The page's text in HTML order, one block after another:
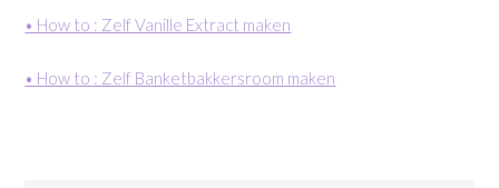
• How to : Zelf Vanille Extract maken
• How to : Zelf Banketbakkersroom maken